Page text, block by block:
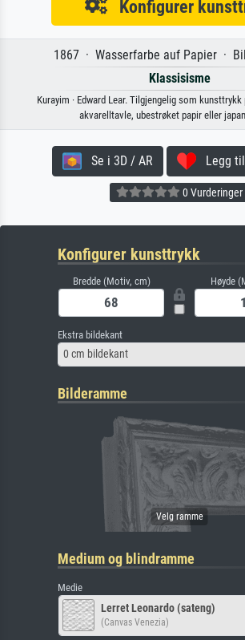
Konfigurer
1867 · Wasserfarbe auf Papier ·
Klassisisme
Kurayim · Edward Lear. Tilgjengelig som
akvarelltavle, ubestrøket papir eller
Se i 3D / AR Legg
0 Vurderinger
Konfigurer kunsttrykk
Bredde (Motiv, cm) Høyde
Ekstra bildekant
0 cm bildekant
Bilderamme
Medium og blindramme
Medie
Lerret Leonardo (sateng)
(Canvas Venezia)